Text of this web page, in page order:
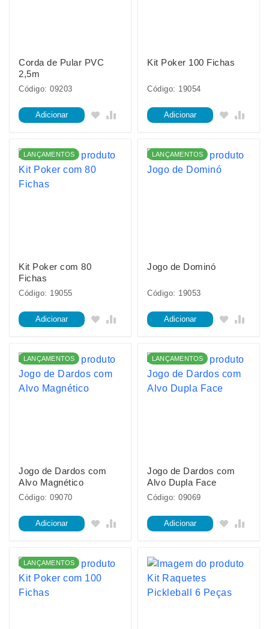
Corda de Pular PVC
2,5m
Código: 09203
Adicionar
Kit Poker 100 Fichas
Código: 19054
Adicionar
LANÇAMENTOS
Kit Poker com 80
Fichas
Código: 19055
Adicionar
LANÇAMENTOS
Jogo de Dominó
Código: 19053
Adicionar
LANÇAMENTOS
Jogo de Dardos com
Alvo Magnético
Código: 09070
Adicionar
LANÇAMENTOS
Jogo de Dardos com
Alvo Dupla Face
Código: 09069
Adicionar
LANÇAMENTOS